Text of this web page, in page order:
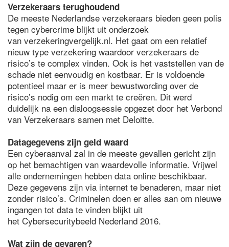
Verzekeraars terughoudend
De meeste Nederlandse verzekeraars bieden geen polis
tegen cybercrime blijkt uit onderzoek
van verzekeringvergelijk.nl. Het gaat om een relatief
nieuw type verzekering waardoor verzekeraars de
risico’s te complex vinden. Ook is het vaststellen van de
schade niet eenvoudig en kostbaar. Er is voldoende
potentieel maar er is meer bewustwording over de
risico’s nodig om een markt te creëren. Dit werd
duidelijk na een dialoogsessie opgezet door het Verbond
van Verzekeraars samen met Deloitte.
Datagegevens zijn geld waard
Een cyberaanval zal in de meeste gevallen gericht zijn
op het bemachtigen van waardevolle informatie. Vrijwel
alle ondernemingen hebben data online beschikbaar.
Deze gegevens zijn via internet te benaderen, maar niet
zonder risico’s. Criminelen doen er alles aan om nieuwe
ingangen tot data te vinden blijkt uit
het Cybersecuritybeeld Nederland 2016.
Wat zijn de gevaren?